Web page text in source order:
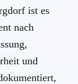
ist es
nach
und